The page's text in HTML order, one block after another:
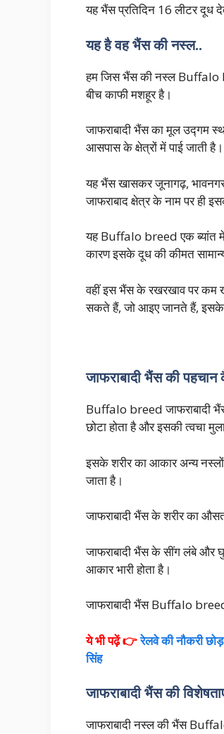
यह भैंस प्रतिदिन 16 लीटर दूध
यह है वह भैंस की नस्ल..
हम जिस भैंस की नस्ल Buffalo
बीच काफी मशहूर है।
जाफराबादी भैंस का मूल उद्गम
आसपास के क्षेत्रों में पाई जाती है।
यह भैंस खासकर जूनागढ़,
जाफराबाद क्षेत्र के नाम पर ही
यह Buffalo breed एक ब्यांत
कारण इसके दूध की कीमत
वहीं इस भैंस के रखरखाव पर
सकते हैं, जो आइए जानते हैं, इसके
जाफराबादी भैंस की
Buffalo breed जाफराबादी
छोटा होता है और इसकी त्वचा
इसके शरीर का आकार अन्य
जाता है।
जाफराबादी भैंस के शरीर का
जाफराबादी भैंस के सींग लंबे और
आकार भारी होता है।
जाफराबादी भैंस Buffalo
ये भी पढ़ें 👉रेलवे की नौकरी
सिंह
जाफराबादी भैंस की
जाफराबादी नस्ल की भैंस